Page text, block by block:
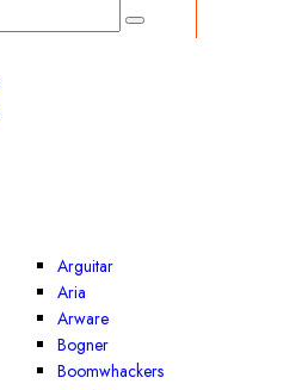
Arguitar
Aria
Arware
Bogner
Boomwhackers